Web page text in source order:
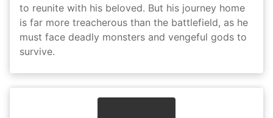
to reunite with his beloved. But his journey home
is far more treacherous than the battlefield, as he
must face deadly monsters and vengeful gods to
survive.